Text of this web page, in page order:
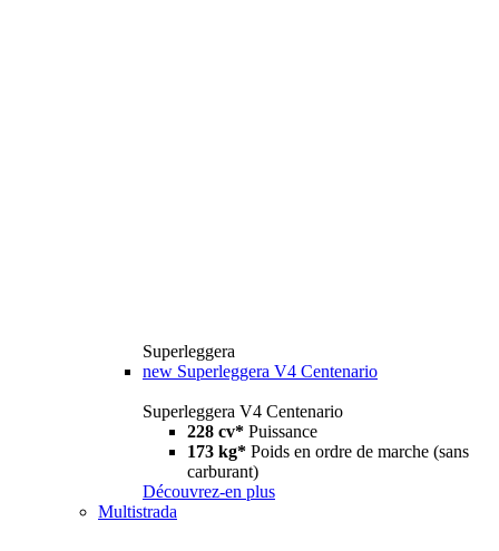
Superleggera
new Superleggera V4 Centenario
Superleggera V4 Centenario
228 cv* Puissance
173 kg* Poids en ordre de marche (sans
carburant)
Découvrez-en plus
Multistrada